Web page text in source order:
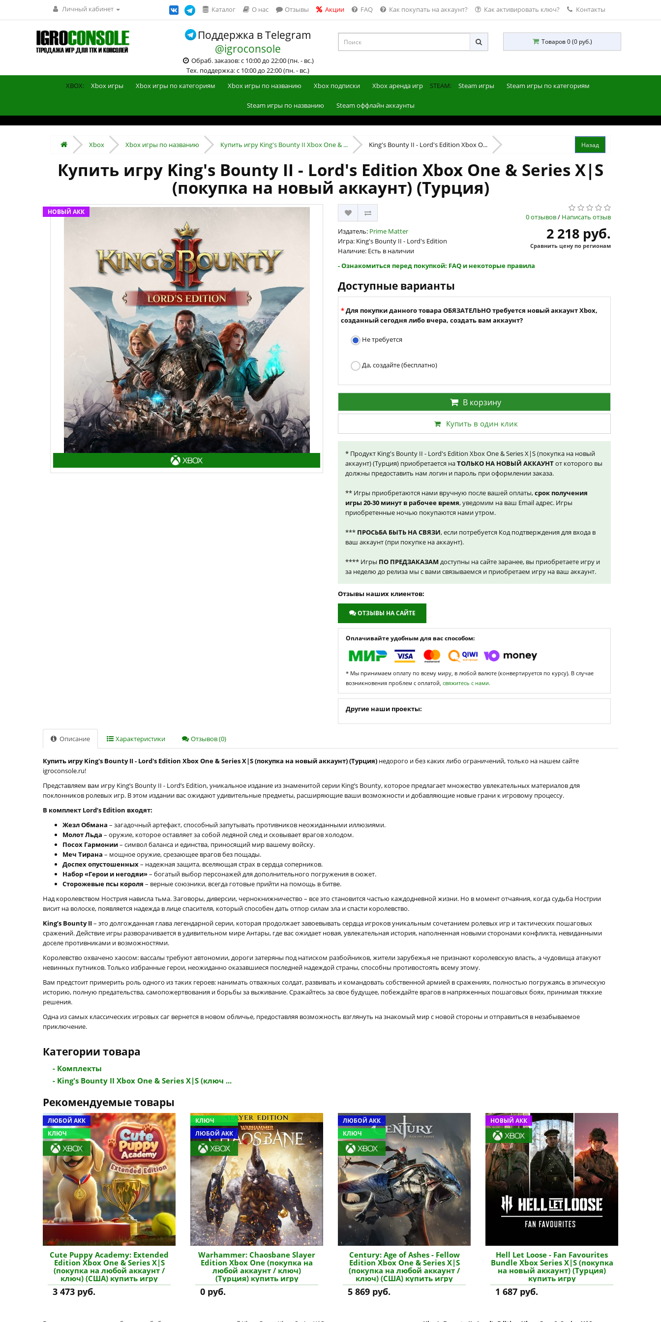
Личный кабинет Каталог О нас Отзывы Акции FAQ Как покупать на аккаунт? Как активировать ключ? Контакты
Поддержка в Telegram
@igroconsole
Обраб. заказов: с 10:00 до 22:00 (пн. - вс.)
Тех. поддержка: с 10:00 до 22:00 (пн. - вс.)
Товаров 0 (0 руб.)
XBOX: Xbox игры Xbox игры по категориям Xbox игры по названию Xbox подписки Xbox аренда игр STEAM: Steam игры Steam игры по категориям
Steam игры по названию Steam оффлайн аккаунты
Xbox Xbox игры по названию Купить игру King's Bounty II Xbox One & ... King's Bounty II - Lord's Edition Xbox O...
Купить игру King's Bounty II - Lord's Edition Xbox One & Series X|S
(покупка на новый аккаунт) (Турция)
НОВЫЙ АКК
0 отзывов/ Написать отзыв
Издатель: Prime Matter
Игра: King's Bounty II - Lord's Edition
Наличие: Есть в наличии
2 218 руб.
Сравнить цену по регионам
- Ознакомиться перед покупкой: FAQ и некоторые правила
Доступные варианты
Для покупки данного товара ОБЯЗАТЕЛЬНО требуется новый аккаунт Xbox,
созданный сегодня либо вчера, создать вам аккаунт?
Не требуется
Да, создайте (бесплатно)
В корзину
Купить в один клик
* Продукт King's Bounty II - Lord's Edition Xbox One & Series X|S (покупка на новый
аккаунт) (Турция) приобретается наТОЛЬКО НА НОВЫЙ АККАУНТот которого вы
должны предоставить нам логин и пароль при оформлении заказа.
** Игры приобретаются нами вручную после вашей оплаты,срок получения
игры 20-30 минут в рабочее время, уведомим на ваш Email адрес. Игры
приобретенные ночью покупаются нами утром.
*** ПРОСЬБА БЫТЬ НА СВЯЗИ, если потребуется Код подтверждения для входа в
ваш аккаунт (при покупке на аккаунт).
**** Игры ПО ПРЕДЗАКАЗАМ доступны на сайте заранее, вы приобретаете игру и
за неделю до релиза мы с вами связываемся и приобретаем игру на ваш аккаунт.
Отзывы наших клиентов:
ОТЗЫВЫ НА САЙТЕ
Оплачивайте удобным для вас способом:
* Мы принимаем оплату по всему миру, в любой валюте (конвертируется по курсу). В случае
возникновения проблем с оплатой, свяжитесь с нами.
Другие наши проекты:
Описание Характеристики Отзывов (0)
Купить игру King's Bounty II - Lord's Edition Xbox One & Series X|S (покупка на новый аккаунт) (Турция) недорого и без каких либо ограничений, только на нашем сайте
igroconsole.ru!
Представляем вам игру King’s Bounty II - Lord’s Edition, уникальное издание из знаменитой серии King’s Bounty, которое предлагает множество увлекательных материалов для
поклонников ролевых игр. В этом издании вас ожидают удивительные предметы, расширяющие ваши возможности и добавляющие новые грани к игровому процессу.
В комплект Lord’s Edition входят:
Жезл Обмана – загадочный артефакт, способный запутывать противников неожиданными иллюзиями.
Молот Льда – оружие, которое оставляет за собой ледяной след и сковывает врагов холодом.
Посох Гармонии– символ баланса и единства, приносящий мир вашему войску.
Меч Тирана – мощное оружие, срезающее врагов без пощады.
Доспех опустошенных– надежная защита, вселяющая страх в сердца соперников.
Набор «Герои и негодяи»– богатый выбор персонажей для дополнительного погружения в сюжет.
Сторожевые псы короля – верные союзники, всегда готовые прийти на помощь в битве.
Над королевством Нострия нависла тьма. Заговоры, диверсии, чернокнижничество – все это становится частью каждодневной жизни. Но в момент отчаяния, когда судьба Нострии
висит на волоске, появляется надежда в лице спасителя, который способен дать отпор силам зла и спасти королевство.
King’s Bounty II– это долгожданная глава легендарной серии, которая продолжает завоевывать сердца игроков уникальным сочетанием ролевых игр и тактических пошаговых
сражений. Действие игры разворачивается в удивительном мире Антары, где вас ожидает новая, увлекательная история, наполненная новыми сторонами конфликта, невиданными
доселе противниками и возможностями.
Королевство охвачено хаосом: вассалы требуют автономии, дороги затеряны под натиском разбойников, жители зарубежья не признают королевскую власть, а чудовища атакуют
невинных путников. Только избранные герои, неожиданно оказавшиеся последней надеждой страны, способны противостоять всему этому.
Вам предстоит примерить роль одного из таких героев: нанимать отважных солдат, развивать и командовать собственной армией в сражениях, полностью погружаясь в эпическую
историю, полную предательства, самопожертвования и борьбы за выживание. Сражайтесь за свое будущее, побеждайте врагов в напряженных пошаговых боях, принимая тяжкие
решения.
Одна из самых классических игровых саг вернется в новом обличье, предоставляя возможность взглянуть на знакомый мир с новой стороны и отправиться в незабываемое
приключение.
Категории товара
- Комплекты
- King's Bounty II Xbox One & Series X|S (ключ ...
Рекомендуемые товары
ЛЮБОЙ АКК
КЛЮЧ
Cute Puppy Academy: Extended
Edition Xbox One & Series X|S
(покупка на любой аккаунт /
ключ) (США) купить игру
3 473 руб.
КЛЮЧ
ЛЮБОЙ АКК
Warhammer: Chaosbane Slayer
Edition Xbox One (покупка на
любой аккаунт / ключ)
(Турция) купить игру
0 руб.
ЛЮБОЙ АКК
КЛЮЧ
Century: Age of Ashes - Fellow
Edition Xbox One & Series X|S
(покупка на любой аккаунт /
ключ) (США) купить игру
5 869 руб.
НОВЫЙ АКК
Hell Let Loose - Fan Favourites
Bundle Xbox Series X|S (покупка
на новый аккаунт) (Турция)
купить игру
1 687 руб.